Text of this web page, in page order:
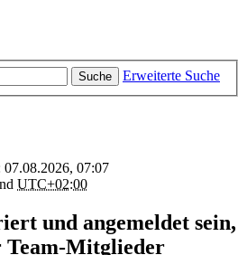
Suche Erweiterte Suche
07:07
UTC+02:00
und angemeldet sein,
Team-Mitglieder